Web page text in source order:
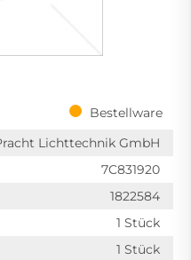
Bestellware
Lichttechnik GmbH
7C831920
1822584
1 Stück
1 Stück